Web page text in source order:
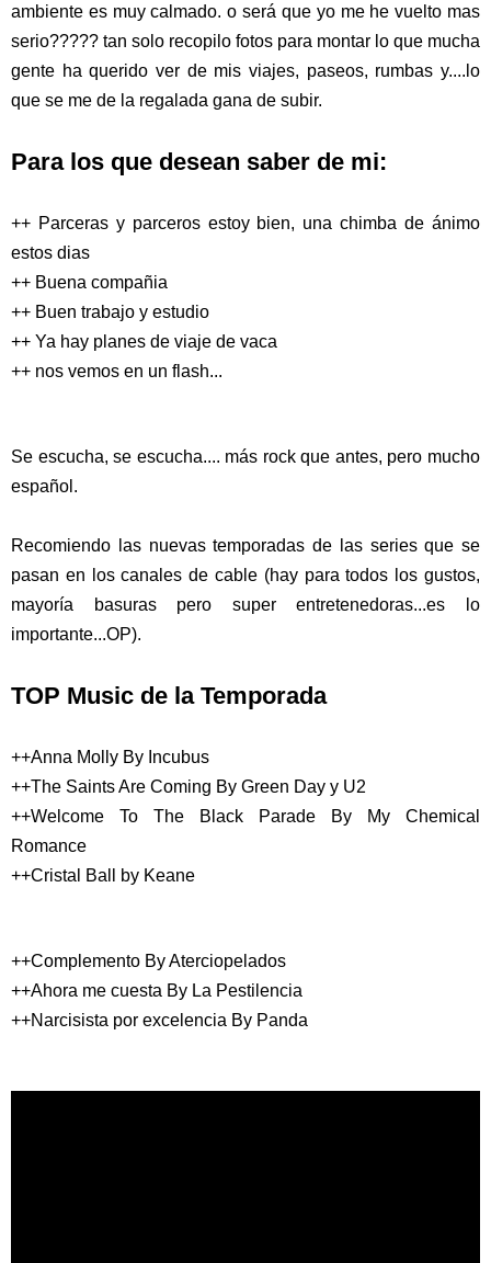
ambiente es muy calmado. o será que yo me he vuelto mas
serio????? tan solo recopilo fotos para montar lo que mucha
gente ha querido ver de mis viajes, paseos, rumbas y....lo
que se me de la regalada gana de subir.
Para los que desean saber de mi:
++ Parceras y parceros estoy bien, una chimba de ánimo
estos dias
++ Buena compañia
++ Buen trabajo y estudio
++ Ya hay planes de viaje de vaca
++ nos vemos en un flash...
Se escucha, se escucha.... más rock que antes, pero mucho
español.
Recomiendo las nuevas temporadas de las series que se
pasan en los canales de cable (hay para todos los gustos,
mayoría basuras pero super entretenedoras...es lo
importante...OP).
TOP Music de la Temporada
++Anna Molly By Incubus
++The Saints Are Coming By Green Day y U2
++Welcome To The Black Parade By My Chemical
Romance
++Cristal Ball by Keane
++Complemento By Aterciopelados
++Ahora me cuesta By La Pestilencia
++Narcisista por excelencia By Panda